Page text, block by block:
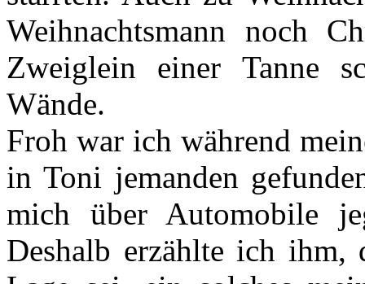
Weihnachtsmann noch
Zweiglein einer Tanne
Wände.
Froh war ich während
in Toni jemanden
mich über Automobile
Deshalb erzählte ich